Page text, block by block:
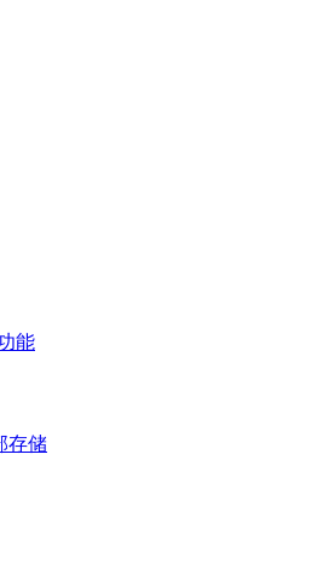
能
存储